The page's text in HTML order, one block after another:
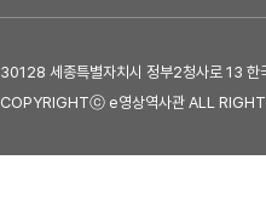
30128 세종특별자치시 정부2청사로 13
COPYRIGHTⓒ e영상역사관 ALL